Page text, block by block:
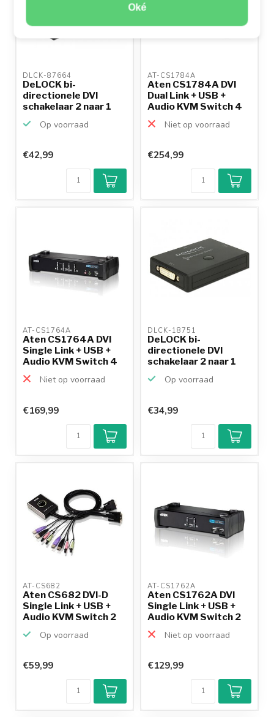
Oké
DLCK-87664
DeLOCK bi-
directionele DVI
schakelaar 2 naar 1
Op voorraad
€42,99
AT-CS1784A
Aten CS1784A DVI
Dual Link + USB +
Audio KVM Switch 4
naar 1
Niet op voorraad
€254,99
AT-CS1764A
Aten CS1764A DVI
Single Link + USB +
Audio KVM Switch 4
n...
Niet op voorraad
€169,99
DLCK-18751
DeLOCK bi-
directionele DVI
schakelaar 2 naar 1
Op voorraad
€34,99
AT-CS682
Aten CS682 DVI-D
Single Link + USB +
Audio KVM Switch 2
Op voorraad
€59,99
AT-CS1762A
Aten CS1762A DVI
Single Link + USB +
Audio KVM Switch 2
Niet op voorraad
€129,99